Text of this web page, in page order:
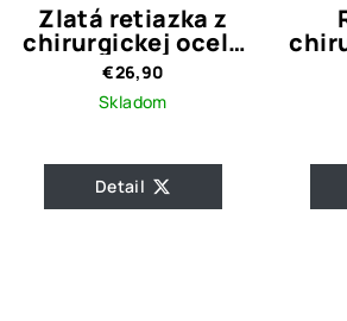
Zlatá retiazka z
chirurgickej ocele
Liam
€26,90
Skladom
Detail
s